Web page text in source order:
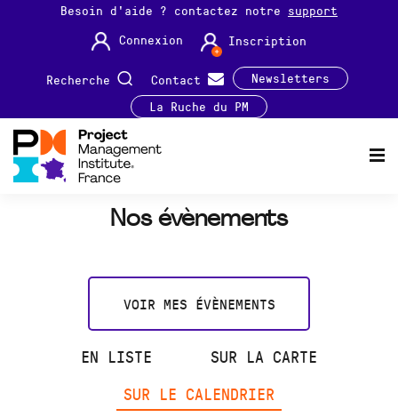
Besoin d'aide ? contactez notre support
Connexion
Inscription
Recherche Contact
Newsletters
La Ruche du PM
Nos évènements
VOIR MES ÉVÈNEMENTS
EN LISTE
SUR LA CARTE
SUR LE CALENDRIER